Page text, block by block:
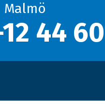
Malmö
44 60